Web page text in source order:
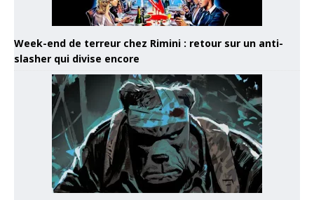
Week-end de terreur chez Rimini : retour sur un anti-
slasher qui divise encore